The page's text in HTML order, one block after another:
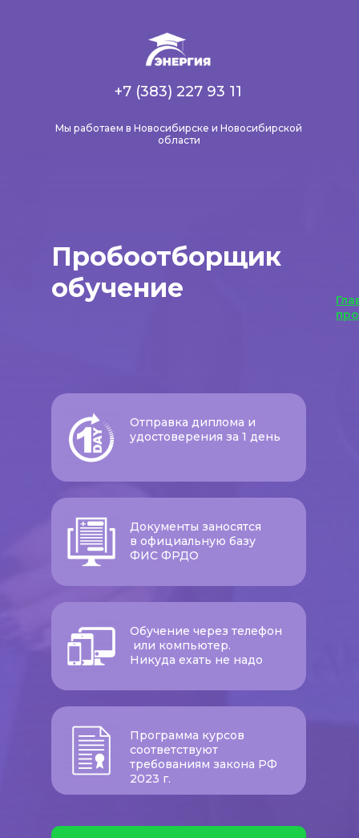
Мы работаем в Новосибирске и Новосибирской
области
+7 (383) 227 93 11
Пробоотборщик
обучение
Отправка диплома и
удостоверения за 1 день
Документы заносятся
в официальную базу
ФИС ФРДО
Обучение через телефон
или компьютер.
Никуда ехать не надо
Программа курсов
соответствуют
требованиям закона РФ
2023 г.